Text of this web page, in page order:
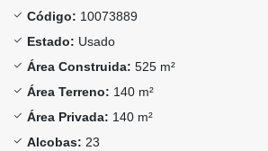
Código: 10073889
Estado: Usado
Área Construida: 525 m²
Área Terreno: 140 m²
Área Privada: 140 m²
Alcobas: 23